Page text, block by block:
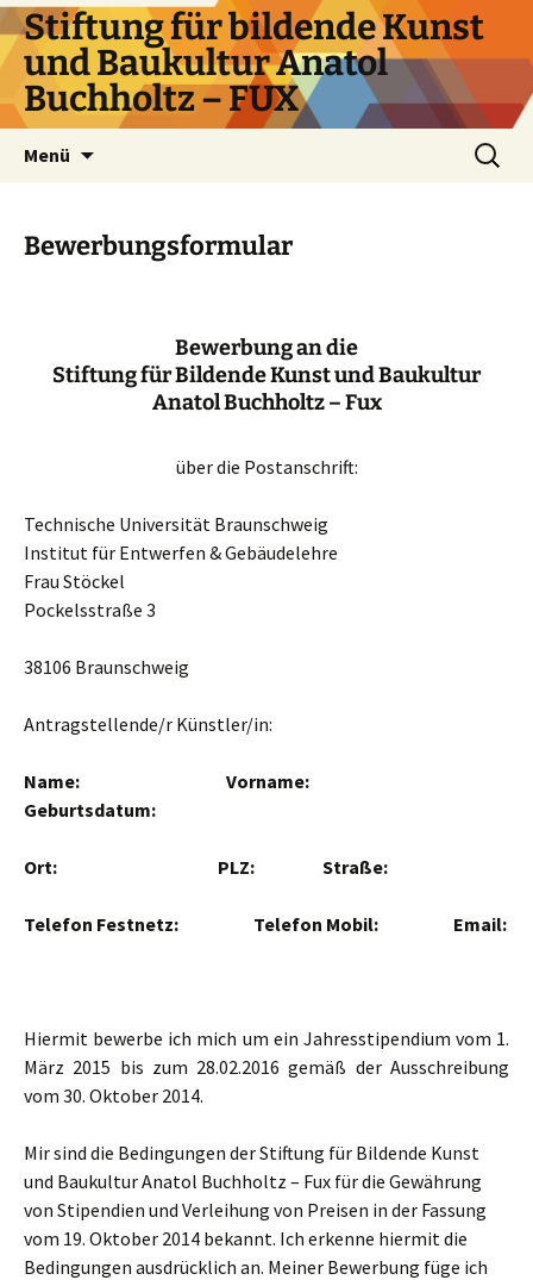
Zum
Inhalt
springen
Stiftung für bildende Kunst
und Baukultur Anatol
Buchholtz – FUX
Menü
Suchen
nach:
Bewerbungsformular
Bewerbung an die
Stiftung für Bildende Kunst und Baukultur
Anatol Buchholtz – Fux
über die Postanschrift:
Technische Universität Braunschweig
Institut für Entwerfen & Gebäudelehre
Frau Stöckel
Pockelsstraße 3
38106 Braunschweig
Antragstellende/r Künstler/in:
Name: Vorname:
Geburtsdatum:
Ort: PLZ: Straße:
Telefon Festnetz: Telefon Mobil: Email:
Hiermit bewerbe ich mich um ein Jahresstipendium vom 1.
März 2015 bis zum 28.02.2016 gemäß der Ausschreibung
vom 30. Oktober 2014.
Mir sind die Bedingungen der Stiftung für Bildende Kunst
und Baukultur Anatol Buchholtz – Fux für die Gewährung
von Stipendien und Verleihung von Preisen in der Fassung
vom 19. Oktober 2014 bekannt. Ich erkenne hiermit die
Bedingungen ausdrücklich an. Meiner Bewerbung füge ich